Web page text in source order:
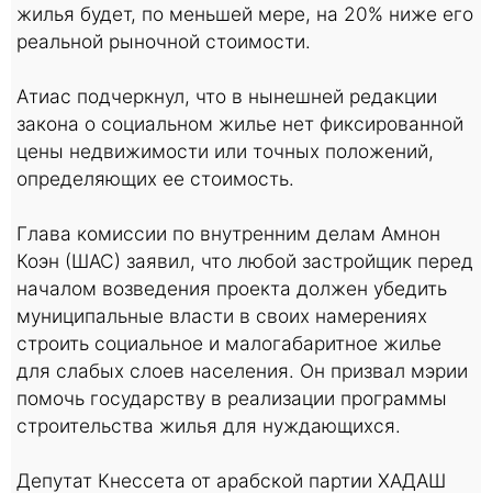
жилья будет, по меньшей мере, на 20% ниже его
реальной рыночной стоимости.
Атиас подчеркнул, что в нынешней редакции
закона о социальном жилье нет фиксированной
цены недвижимости или точных положений,
определяющих ее стоимость.
Глава комиссии по внутренним делам Амнон
Коэн (ШАС) заявил, что любой застройщик перед
началом возведения проекта должен убедить
муниципальные власти в своих намерениях
строить социальное и малогабаритное жилье
для слабых слоев населения. Он призвал мэрии
помочь государству в реализации программы
строительства жилья для нуждающихся.
Депутат Кнессета от арабской партии ХАДАШ